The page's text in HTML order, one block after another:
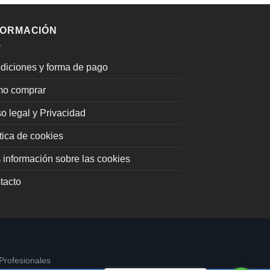
y forma de pago
comprar
legal y Privacidad
de cookies
información sobre las cookies